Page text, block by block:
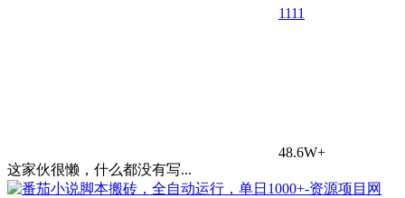
1111
48.6W+
这家伙很懒，什么都没有写...